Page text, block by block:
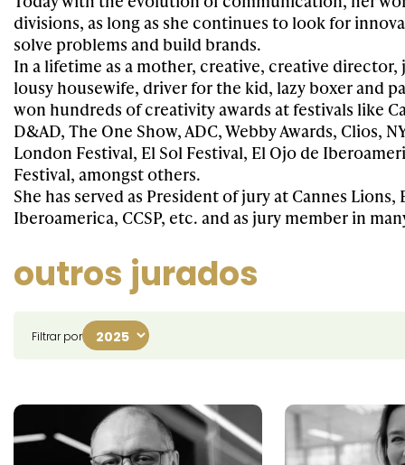
divisions, as long as she continues to look for
solve problems and build brands.
In a lifetime as a mother, creative, creative director,
lousy housewife, driver for the kid, lazy boxer and
won hundreds of creativity awards at festivals like
D&AD, The One Show, ADC, Webby Awards, Clios,
London Festival, El Sol Festival, El Ojo de
Festival, amongst others.
She has served as President of jury at Cannes Lions,
Iberoamerica, CCSP, etc. and as jury member in
outros jurados
Filtrar por